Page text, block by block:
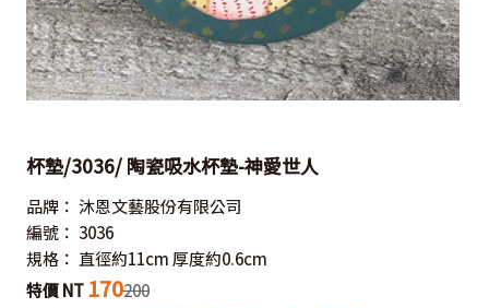
杯墊/3036/ 陶瓷吸水杯墊-神愛世人
品牌： 沐恩文藝股份有限公司
編號： 3036
規格： 直徑約11cm 厚度約0.6cm
特價 NT 170200